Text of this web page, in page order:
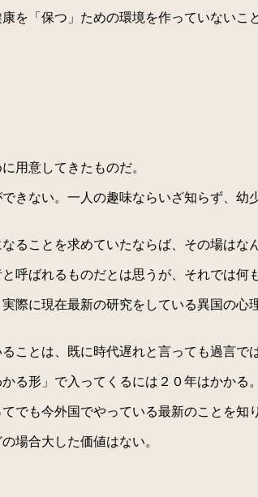
「保つ」ための環境を作っていないこ
用意してきたものだ。
ない。一人の趣味ならいざ知らず、幼
ことを求めていたならば、その場はな
ばれるものだとは思うが、それでは何
に現在最新の研究をしている異国の心
とは、既に時代遅れと言っても過言で
形」で入ってくるには２０年はかかる
も今外国でやっている最新のことを知
場合大した価値はない。